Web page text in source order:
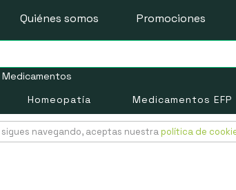
Quiénes somos Promociones
Homeopatía Medicamentos EFP
navegando, aceptas nuestra política de